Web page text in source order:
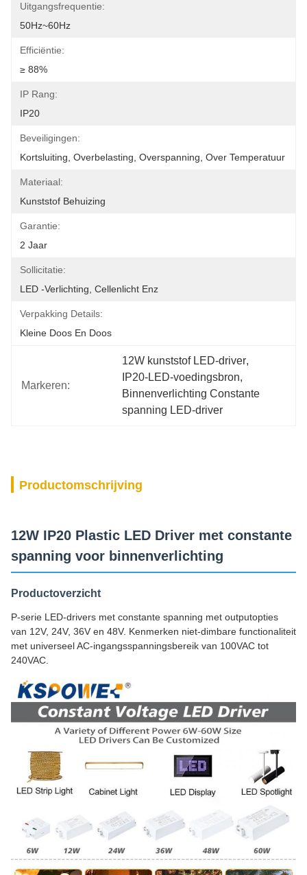
Uitgangsfrequentie:
50Hz~60Hz
Efficiëntie:
≥ 88%
IP Rang:
IP20
Beveiligingen:
Kortsluiting, Overbelasting, Overspanning, Over Temperatuur
Materiaal:
Kunststof Behuizing
Garantie:
2 Jaar
Sollicitatie:
LED -verlichting, Cellenlicht Enz
Verpakking Details:
Kleine Doos En Doos
Markeren:
12W kunststof LED-driver,
IP20-LED-voedingsbron,
Binnenverlichting Constante
spanning LED-driver
Productomschrijving
12W IP20 Plastic LED Driver met constante
spanning voor binnenverlichting
Productoverzicht
P-serie LED-drivers met constante spanning met outputopties
van 12V, 24V, 36V en 48V. Kenmerken niet-dimbare functionaliteit
met universeel AC-ingangsspanningsbereik van 100VAC tot
240VAC.